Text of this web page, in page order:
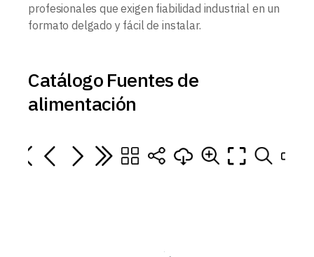
profesionales que exigen fiabilidad industrial en un
formato delgado y fácil de instalar.
Catálogo Fuentes de
alimentación